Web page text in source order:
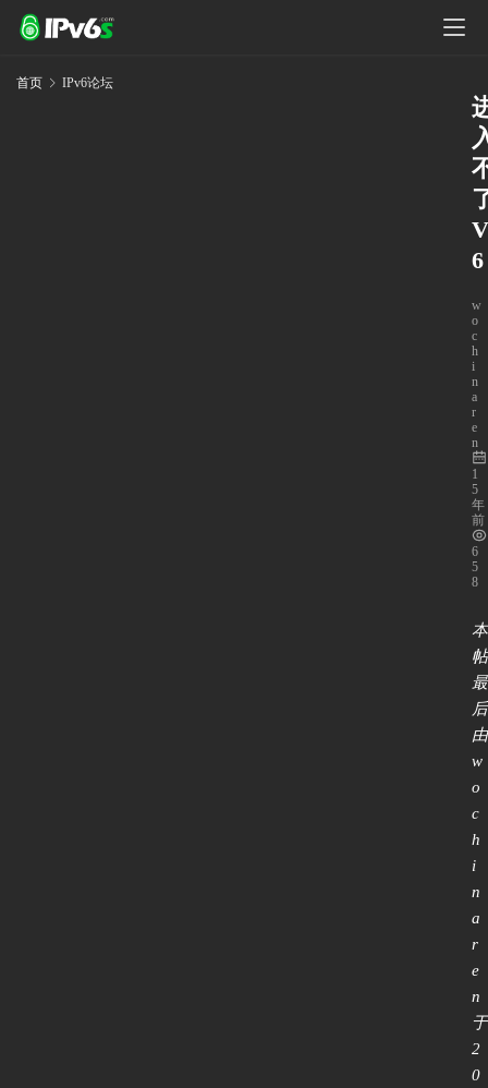
首页 IPv6论坛
V
6
w
o
c
h
i
n
a
r
e
n
1
5
年
前
6
5
8
本
帖
最
后
由
w
o
c
h
i
n
a
r
e
n
于
2
0